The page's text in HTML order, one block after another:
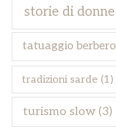
storie di donne
tatuaggio berbero
tradizioni sarde (1)
turismo slow(3)